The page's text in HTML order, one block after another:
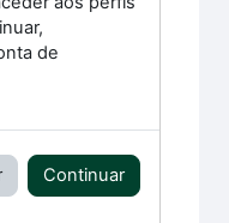
de
Continuar